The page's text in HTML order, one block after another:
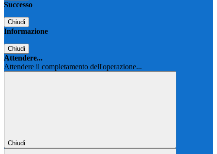
Successo
Chiudi
Informazione
Chiudi
Attendere...
Attendere il completamento dell'operazione...
Chiudi